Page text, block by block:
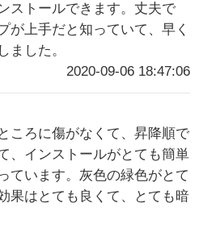
ストールできます。丈夫で
が上手だと知っていて、早く
ました。
2020-09-06 18:47:06
ころに傷がなくて、昇降順で
、インストールがとても簡単
ています。灰色の緑色がとて
果はとても良くて、とても暗